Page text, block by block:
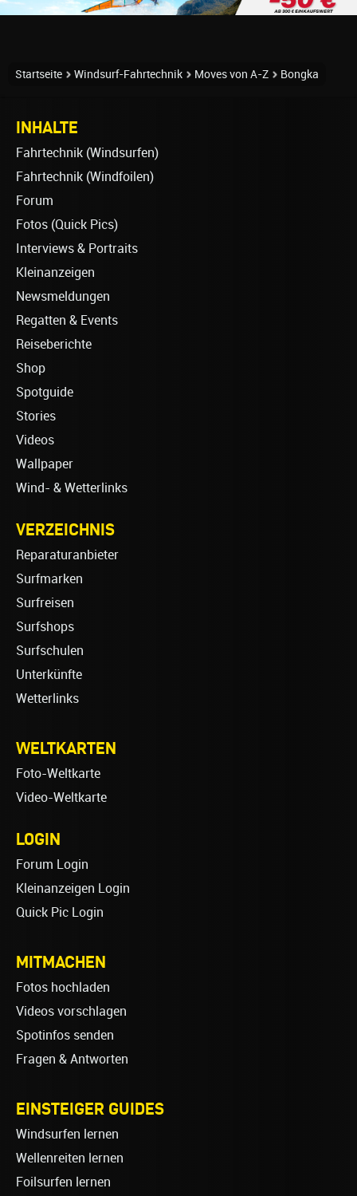
Startseite Windsurf-Fahrtechnik Moves von A-Z Bongka
INHALTE
Fahrtechnik (Windsurfen)
Fahrtechnik (Windfoilen)
Forum
Fotos (Quick Pics)
Interviews & Portraits
Kleinanzeigen
Newsmeldungen
Regatten & Events
Reiseberichte
Shop
Spotguide
Stories
Videos
Wallpaper
Wind- & Wetterlinks
VERZEICHNIS
Reparaturanbieter
Surfmarken
Surfreisen
Surfshops
Surfschulen
Unterkünfte
Wetterlinks
WELTKARTEN
Foto-Weltkarte
Video-Weltkarte
LOGIN
Forum Login
Kleinanzeigen Login
Quick Pic Login
MITMACHEN
Fotos hochladen
Videos vorschlagen
Spotinfos senden
Fragen & Antworten
EINSTEIGER GUIDES
Windsurfen lernen
Wellenreiten lernen
Foilsurfen lernen